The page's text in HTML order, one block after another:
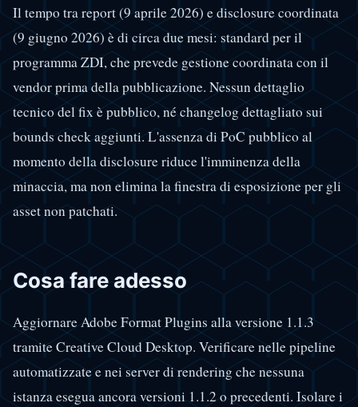
Il tempo tra report (9 aprile 2026) e disclosure coordinata
(9 giugno 2026) è di circa due mesi: standard per il
programma ZDI, che prevede gestione coordinata con il
vendor prima della pubblicazione. Nessun dettaglio
tecnico del fix è pubblico, né changelog dettagliato sui
bounds check aggiunti. L'assenza di PoC pubblico al
momento della disclosure riduce l'imminenza della
minaccia, ma non elimina la finestra di esposizione per gli
asset non patchati.
Cosa fare adesso
Aggiornare Adobe Format Plugins alla versione 1.1.3
tramite Creative Cloud Desktop. Verificare nelle pipeline
automatizzate e nei server di rendering che nessuna
istanza esegua ancora versioni 1.1.2 o precedenti. Isolare i